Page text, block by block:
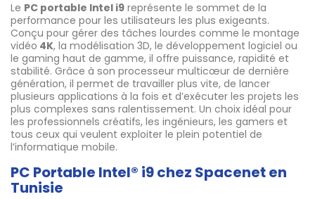
Le PC portable Intel i9 représente le sommet de la
performance pour les utilisateurs les plus exigeants.
Conçu pour gérer des tâches lourdes comme le montage
vidéo 4K, la modélisation 3D, le développement logiciel ou
le gaming haut de gamme, il offre puissance, rapidité et
stabilité. Grâce à son processeur multicœur de dernière
génération, il permet de travailler plus vite, de lancer
plusieurs applications à la fois et d’exécuter les projets les
plus complexes sans ralentissement. Un choix idéal pour
les professionnels créatifs, les ingénieurs, les gamers et
tous ceux qui veulent exploiter le plein potentiel de
l’informatique mobile.
PC Portable Intel® i9 chez Spacenet en
Tunisie